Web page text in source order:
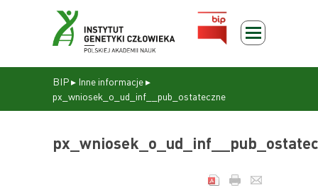
BIP▸ Inne informacje▸
px_wniosek_o_ud_inf__pub_ostateczne